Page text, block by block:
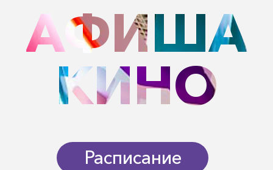
АФИША
КИНО
Расписание